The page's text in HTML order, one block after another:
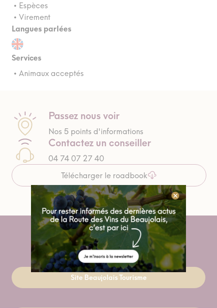
• Espèces
• Virement
Langues parlées
Services
• Animaux acceptés
Passez nous voir
Nos 5 points d'informations
Contactez un conseiller
04 74 07 27 40
Télécharger le roadbook
Site Beaujolais Tourisme